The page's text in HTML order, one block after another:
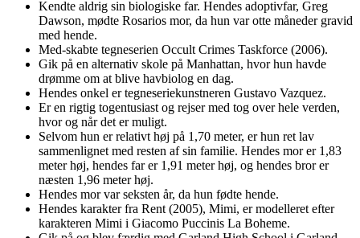
Kendte aldrig sin biologiske far. Hendes adoptivfar, Greg
Dawson, mødte Rosarios mor, da hun var otte måneder gravid
med hende.
Med-skabte tegneserien Occult Crimes Taskforce (2006).
Gik på en alternativ skole på Manhattan, hvor hun havde
drømme om at blive havbiolog en dag.
Hendes onkel er tegneseriekunstneren Gustavo Vazquez.
Er en rigtig togentusiast og rejser med tog over hele verden,
hvor og når det er muligt.
Selvom hun er relativt høj på 1,70 meter, er hun ret lav
sammenlignet med resten af sin familie. Hendes mor er 1,83
meter høj, hendes far er 1,91 meter høj, og hendes bror er
næsten 1,96 meter høj.
Hendes mor var seksten år, da hun fødte hende.
Hendes karakter fra Rent (2005), Mimi, er modelleret efter
karakteren Mimi i Giacomo Puccinis La Boheme.